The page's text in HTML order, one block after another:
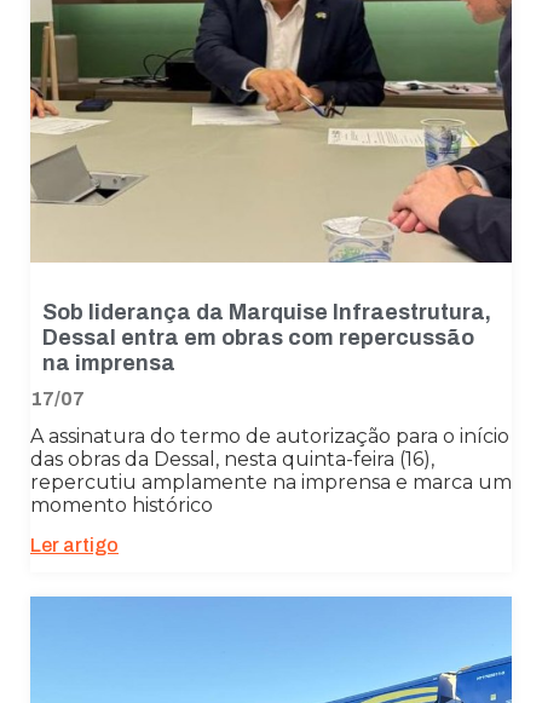
Sob liderança da Marquise Infraestrutura,
Dessal entra em obras com repercussão
na imprensa
17/07
A assinatura do termo de autorização para o início
das obras da Dessal, nesta quinta-feira (16),
repercutiu amplamente na imprensa e marca um
momento histórico
Ler artigo